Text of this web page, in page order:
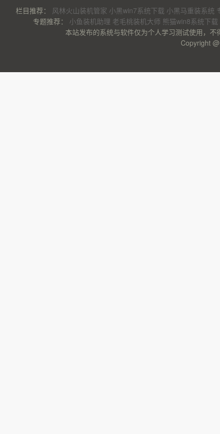
栏目推荐： 风林火山装机管家 小黑win7系统下载 小黑马重装系统
专题推荐： 小鱼装机助理 老毛桃装机大师 熊猫win8系统下载
本站发布的系统与软件仅为个人学习测试使用，
Copyright